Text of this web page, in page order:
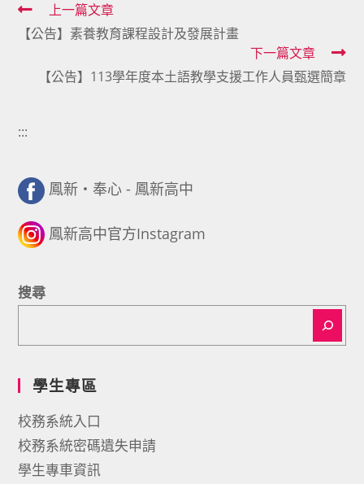
Read
more
articles
上一篇文章
【公告】素養教育課程設計及發展計畫
下一篇文章
【公告】113學年度本土語教學支援工作人員甄選簡章
:::
鳳新・奉心 - 鳳新高中
鳳新高中官方Instagram
搜尋
學生專區
校務系統入口
校務系統密碼遺失申請
學生專車資訊